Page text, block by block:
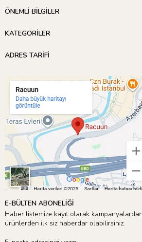
ÖNEMLİ BİLGİLER
KATEGORİLER
ADRES TARİFİ
E-BÜLTEN ABONELİĞİ
Haber listemize kayıt olarak
ürünlerden ilk siz haberdar olabilirsiniz.